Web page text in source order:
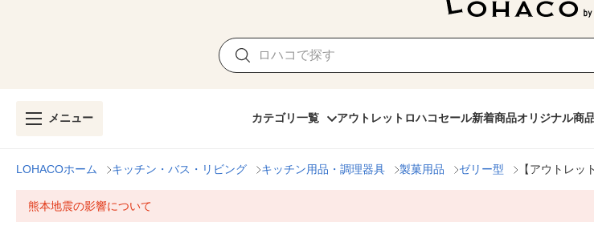
メニュー カテゴリ一覧 アウトレット ロハコセール新着商品オリジナル商
LOHACOホーム キッチン・バス・リビング キッチン用品・調理器具 製菓用品 ゼリー型 【アウトレ
熊本地震の影響について